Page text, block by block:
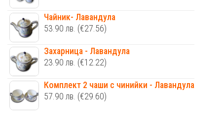
Чайник- Лавандула
53.90 лв. (€27.56)
Захарница - Лавандула
23.90 лв. (€12.22)
Комплект 2 чаши с чинийки - Лавандула
57.90 лв. (€29.60)